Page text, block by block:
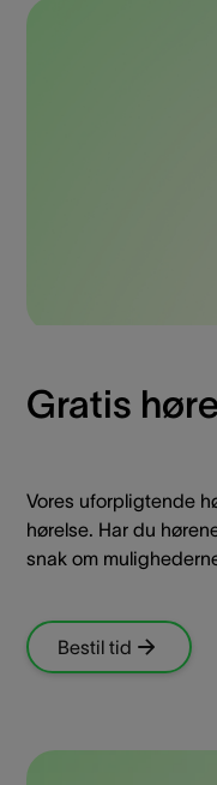
Gratis
Vores uforpligtende
hørelse. Har du
snak om
Bestil tid